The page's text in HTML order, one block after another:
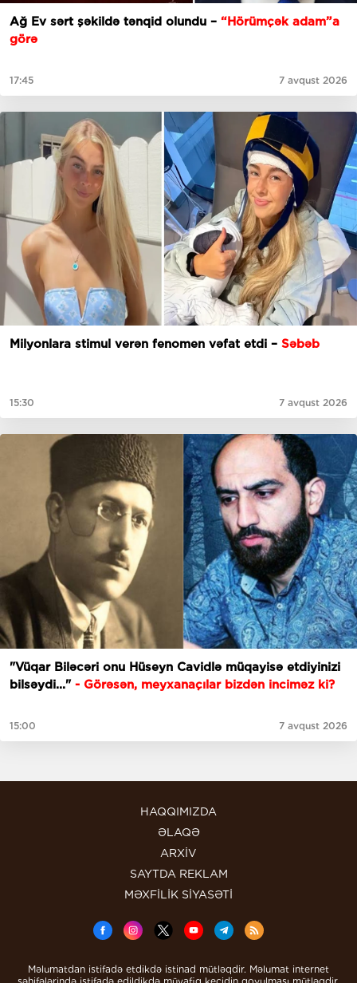
Ağ Ev sərt şəkildə tənqid olundu – “Hörümçək adam”a
görə
17:45 7 avqust 2026
Milyonlara stimul verən fenomen vəfat etdi – Səbəb
15:30 7 avqust 2026
"Vüqar Biləcəri onu Hüseyn Cavidlə müqayisə etdiyinizi
bilsəydi..." - Görəsən, meyxanaçılar bizdən inciməz ki?
15:00 7 avqust 2026
HAQQIMIZDA
ƏLAQƏ
ARXİV
SAYTDA REKLAM
MƏXFİLİK SİYASƏTİ
Məlumatdan istifadə etdikdə istinad mütləqdir. Məlumat internet